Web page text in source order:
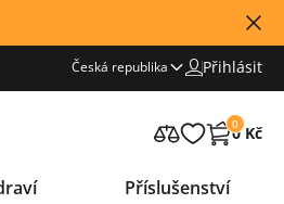
Česká republika Přihlásit
0
0 Kč
Příslušenství